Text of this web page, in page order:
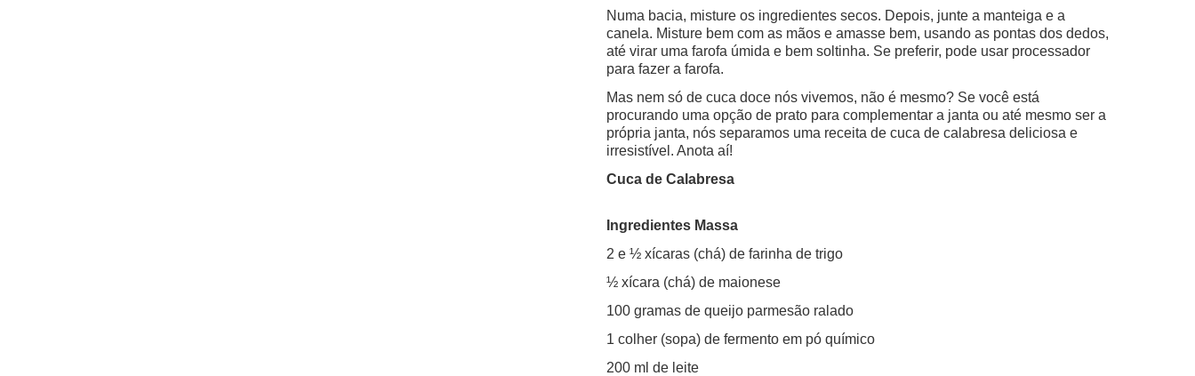
Numa bacia, misture os ingredientes secos. Depois, junte a manteiga e a
canela. Misture bem com as mãos e amasse bem, usando as pontas dos dedos,
até virar uma farofa úmida e bem soltinha. Se preferir, pode usar processador
para fazer a farofa.
Mas nem só de cuca doce nós vivemos, não é mesmo? Se você está
procurando uma opção de prato para complementar a janta ou até mesmo ser a
própria janta, nós separamos uma receita de cuca de calabresa deliciosa e
irresistível. Anota aí!
Cuca de Calabresa
Ingredientes Massa
2 e ½ xícaras (chá) de farinha de trigo
½ xícara (chá) de maionese
100 gramas de queijo parmesão ralado
1 colher (sopa) de fermento em pó químico
200 ml de leite